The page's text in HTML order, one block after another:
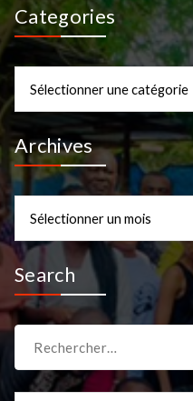
Categories
Archives
Search
pour :